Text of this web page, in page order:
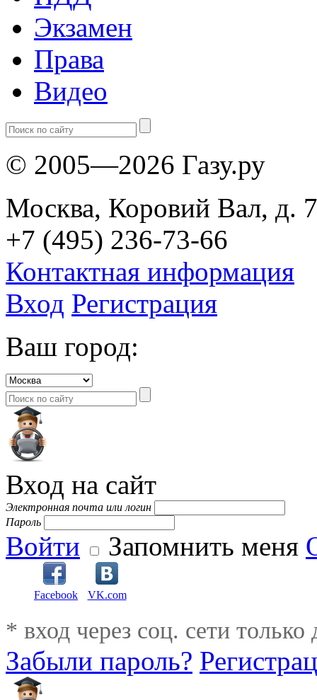
Экзамен
Права
Видео
© 2005—2026 Газу.ру
Москва, Коровий Вал, д.
+7 (495) 236-73-66
Контактная информация
Вход Регистрация
Ваш город:
Вход на сайт
Электронная почта или логин
Пароль
Войти Запомнить меня
Facebook VK.com
* вход через соц. сети
Забыли пароль?